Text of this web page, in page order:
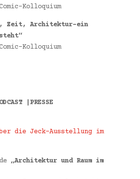
Kolloquium
Zeit, Architektur-ein
Kolloquium
|PRESSE
die Jeck-Ausstellung im
„Architektur und Raum im